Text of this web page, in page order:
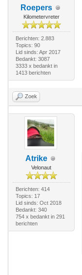
Roepers
Kilometervreter
Berichten: 2.883
Topics: 90
Lid sinds: Apr 2017
Bedankt: 3087
3333 x bedankt in
1413 berichten
Zoek
Atrike
Velonaut
Berichten: 414
Topics: 17
Lid sinds: Oct 2018
Bedankt: 340
754 x bedankt in 291
berichten